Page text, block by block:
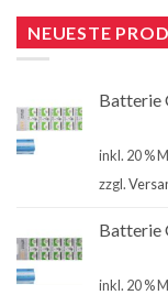
NEUESTE
Batterie
inkl. 20 %
zzgl.
Batterie
inkl. 20 %